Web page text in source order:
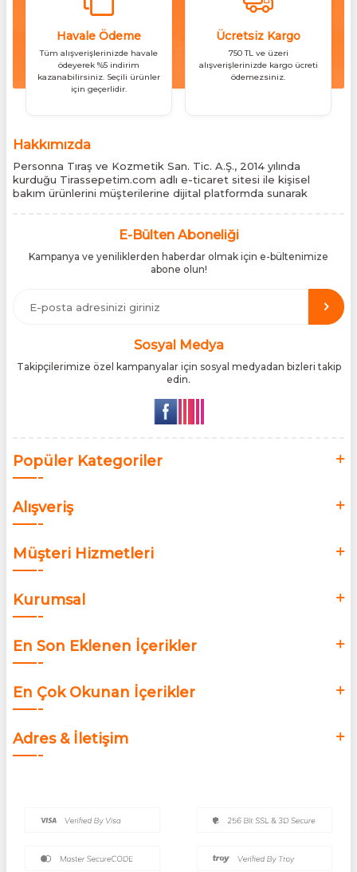
Havale Ödeme
Tüm alışverişlerinizde havale
ödeyerek %5 indirim
kazanabilirsiniz. Seçili ürünler
için geçerlidir.
Ücretsiz Kargo
750 TL ve üzeri
alışverişlerinizde kargo ücreti
ödemezsiniz.
Hakkımızda
Personna Tıraş ve Kozmetik San. Tic. A.Ş., 2014 yılında
kurduğu Tirassepetim.com adlı e-ticaret sitesi ile kişisel
bakım ürünlerini müşterilerine dijital platformda sunarak
siteleri arasında yer almaktadır. Türkiye’de Cantu, Wilkinson
distribütörlüğünü yürütüyor, bu markaların tüm ürünlerini ithal
etmektedir. Tüm ithalat süreçlerimizde orijinallik belgeleri ve
üretici iş birlikleriyle çalışarak, ürünlerin en güvenilir şekilde
Türkiye pazarına ulaşmasını sağlıyoruz. Amacımız, dünya
genelinde milyonlarca kullanıcıya hitap eden bu markaları,
Türk tüketicilerle doğrudan, güvenli ve orijinal bir şekilde
E-Bülten Aboneliği
Kampanya ve yeniliklerden haberdar olmak için e-bültenimize
abone olun!
Sosyal Medya
Takipçilerimize özel kampanyalar için sosyal medyadan bizleri takip
edin.
Popüler Kategoriler
Alışveriş
Müşteri Hizmetleri
Kurumsal
En Son Eklenen İçerikler
En Çok Okunan İçerikler
Adres & İletişim